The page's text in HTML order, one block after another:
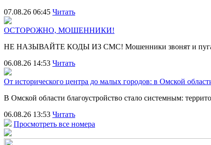
07.08.26 06:45 Читать
ОСТОРОЖНО, МОШЕННИКИ!
НЕ НАЗЫВАЙТЕ КОДЫ ИЗ СМС! Мошенники звонят и
06.08.26 14:53 Читать
От исторического центра до малых городов: в Омской
В Омской области благоустройство стало системным:
06.08.26 13:53 Читать
Просмотреть все номера